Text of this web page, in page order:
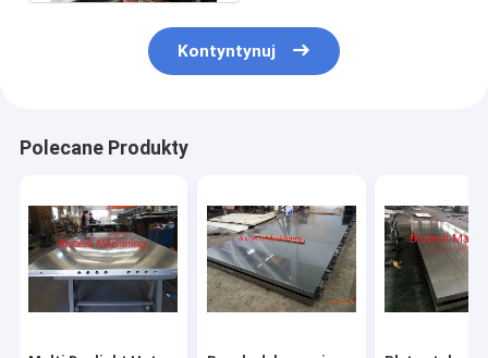
Kontyntynuj
Polecane Produkty